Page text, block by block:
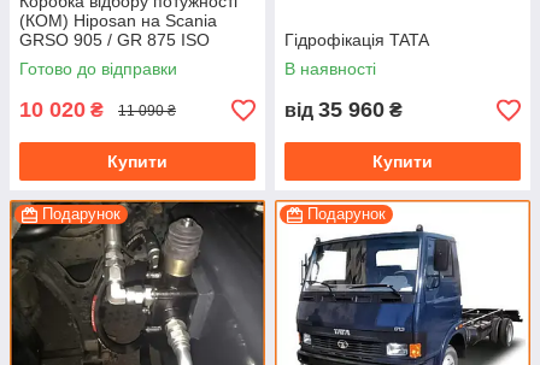
(КОМ) Hiposan на Scania
GRSO 905 / GR 875 ISO
(пневматична)
Готово до відправки
10 020 ₴ 11 090 ₴
Купити
Гідрофікація TATA
В наявності
від 35 960 ₴
Купити
Подарунок Подарунок